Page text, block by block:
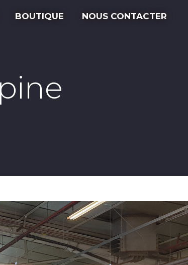
BOUTIQUE NOUS CONTACTER